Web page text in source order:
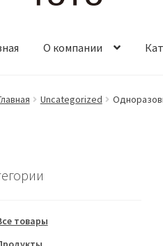
О компании
Uncategorized
товары